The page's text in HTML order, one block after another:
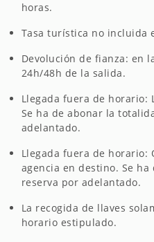
horas.
Tasa turística no incluida
Devolución de fianza: en
24h/48h de la salida.
Llegada fuera de horario:
Se ha de abonar la
adelantado.
Llegada fuera de horario:
agencia en destino. Se
reserva por adelantado.
La recogida de llaves
horario estipulado.